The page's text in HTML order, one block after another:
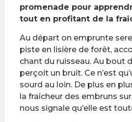
promenade pour
tout en profitant de la
Au départ on emprunte
piste en lisière de forêt,
chant du ruisseau. Au bout
perçoit un bruit. Ce n’est
sourd au loin. De plus en
la fraîcheur des embruns
nous signale qu’elle est